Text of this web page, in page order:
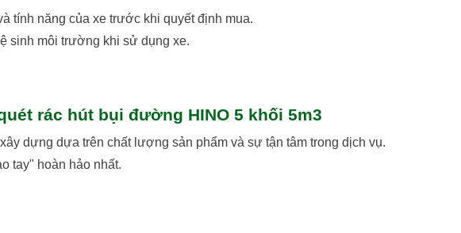
tính năng của xe trước khi quyết định mua.
sinh môi trường khi sử dụng xe.
rác hút bụi đường HINO 5 khối 5m3
dựng dựa trên chất lượng sản phẩm và sự tận tâm trong dịch vụ.
tay" hoàn hảo nhất.